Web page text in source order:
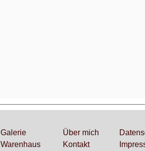
Galerie
Warenhaus
Über mich
Kontakt